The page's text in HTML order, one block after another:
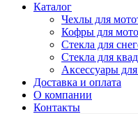
Каталог
Чехлы для
Кофры для
Стекла для
Стекла для
Аксессуары
Доставка и оплата
О компании
Контакты